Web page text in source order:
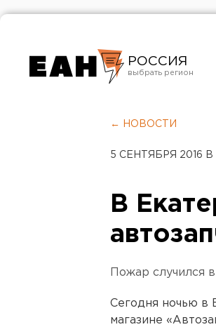
РОССИЯ
Челябинск
← НОВОСТИ
5 СЕНТЯБРЯ 2016 В
В
Пожар случился
Сегодня ночью в
магазине